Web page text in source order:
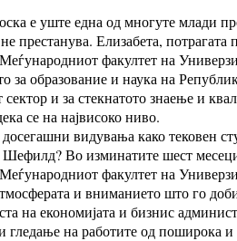
е уште една од многуте млади
престанува. Елизабета,
факултет на
за образование и наука на
сектор и за стекнатото знаење и
се на највисоко ниво.
видувања како тековен
Шефилд? Во изминатите шест
факултет на
и вниманието што го
на економијата и бизнис
гледање на работите од поширока и